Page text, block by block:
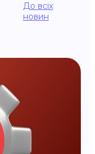
До всіх
новин